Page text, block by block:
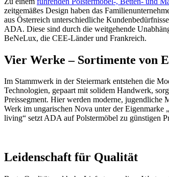
zeitgemäßes Design haben das
aus Österreich unterschiedliche
ADA. Diese sind durch die weitgehende
BeNeLux, die CEE-Länder und Frankreich.
Vier Werke – Sortimente von
Im Stammwerk in der Steiermark entstehen die
Technologien, gepaart mit solidem Handwerk,
Preissegment. Hier werden moderne, jugendliche
Werk im ungarischen Nova unter der Eigenmarke
living“ setzt ADA auf Polstermöbel zu günstigen
Leidenschaft für Qualität